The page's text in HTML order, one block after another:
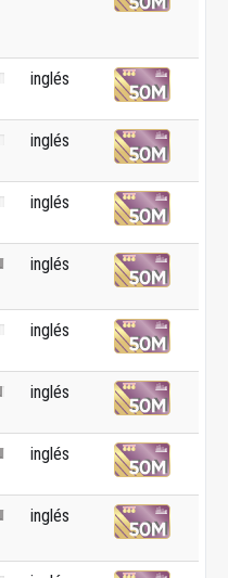
inglés
inglés
inglés
inglés
inglés
inglés
inglés
inglés